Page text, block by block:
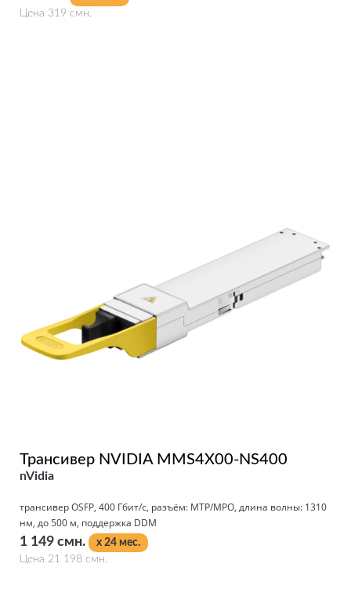
Цена 319 смн.
Трансивер NVIDIA MMS4X00-NS400
nVidia
трансивер OSFP, 400 Гбит/с, разъём: MTP/MPO, длина волны: 1310
нм, до 500 м, поддержка DDM
1 149 смн.
x 24 мес.
Цена 21 198 смн.